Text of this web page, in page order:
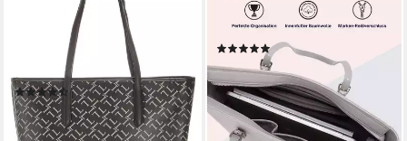
Shopper Schultertasche,
Handtasche, Tragetasche,
Damentasche, Korbtasche,
Einkaufstasche VEGAN
(8)
39,99 € 49,99 €
-20%
Shopper Beverly Large -
Passend für DinA4 Ordner
(5)
79,99 € UVP 99,90 €
-20%
lieferbar - in 4-5 Werktagen bei dir